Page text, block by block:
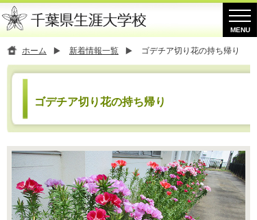
ホーム 新着情報一覧 ゴデチア切り花の持ち帰り
ゴデチア切り花の持ち帰り